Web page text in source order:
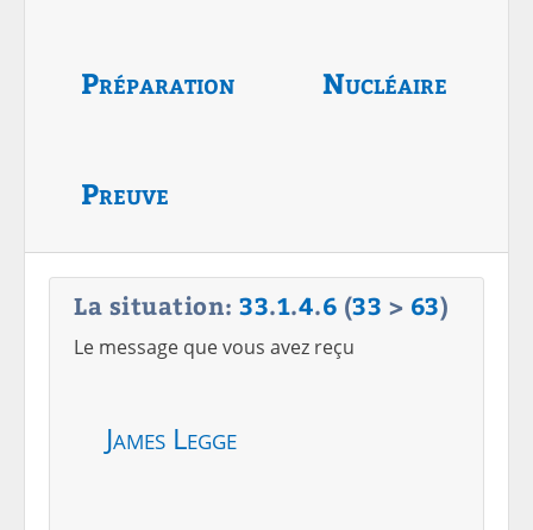
Préparation Nucléaire
Preuve
La situation: 33.1.4.6 (33 > 63)
Le message que vous avez reçu
James Legge